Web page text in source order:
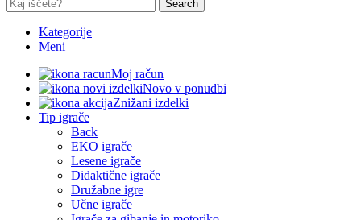
Search
Kategorije
Meni
Moj račun
Novo v ponudbi
Znižani izdelki
Tip igrače
Back
EKO igrače
Lesene igrače
Didaktične igrače
Družabne igre
Učne igrače